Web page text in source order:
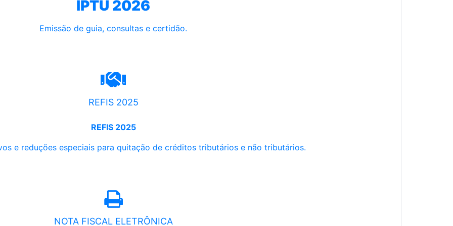
IPTU 2026
Emissão de guia, consultas e certidão.
REFIS 2025
REFIS 2025
e reduções especiais para quitação de créditos tributários e não tributários.
NOTA FISCAL ELETRÔNICA